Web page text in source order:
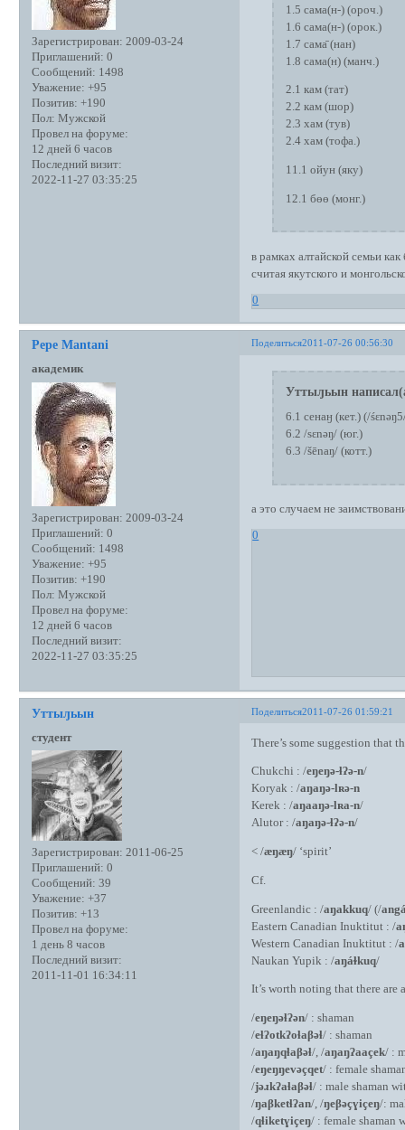
Зарегистрирован: 2009-03-24
Приглашений: 0
Сообщений: 1498
Уважение: +95
Позитив: +190
Пол: Мужской
Провел на форуме:
12 дней 6 часов
Последний визит:
2022-11-27 03:35:25
1.5 сама(н-) (ороч.)
1.6 сама(н-) (орок.)
1.7 сама̄ (нан)
1.8 сама(н) (манч.)
2.1 кам (тат)
2.2 кам (шор)
2.3 хам (тув)
2.4 хам (тофа.)
11.1 ойун (яку)
12.1 бөө (монг.)
в рамках алтайской семьи
считая якутского и
0
Поделиться2011-07-26 00:56:30
Pepe Mantani
академик
Зарегистрирован: 2009-03-24
Приглашений: 0
Сообщений: 1498
Уважение: +95
Позитив: +190
Пол: Мужской
Провел на форуме:
12 дней 6 часов
Последний визит:
2022-11-27 03:35:25
Уттыԓьын
6.1 сенаӈ (кет.) (/
6.2 /sɛnǝŋ/ (юг.)
6.3 /šēnaŋ/ (котт.)
а это случаем не
0
Поделиться2011-07-26 01:59:21
Уттыԓьын
студент
Зарегистрирован: 2011-06-25
Приглашений: 0
Сообщений: 39
Уважение: +37
Позитив: +13
Провел на форуме:
1 день 8 часов
Последний визит:
2011-11-01 16:34:11
There’s some suggestion that
Chukchi : /eŋeŋə-ɬʔə-n/
Koryak : /aŋaŋә-lʀә-n
Kerek : /aŋaaŋә-lʀa-n/
Alutor : /aŋaŋə-ɬʔə-n/
< /æŋæŋ/ ‘spirit’
Cf.
Greenlandic : /aŋakkuq/ (/
Eastern Canadian Inuktitut : /
Western Canadian Inuktitut : /
Naukan Yupik : /aŋáɫkuq/
It’s worth noting that there are
/eŋeŋəɬʔən/ : shaman
/eɬʔotkʔoɬaβəɬ/ : shaman
/aŋaŋqɬaβəɬ/, /aŋaŋʔaaçek/ :
/eŋeŋŋevəçqet/ : female
/jəɹkʔaɬaβəɬ/ : male shaman
/ŋaβketɬʔan/, /ŋeβəçɣiçeŋ/:
/qɬiketɣiçeŋ/ : female shaman